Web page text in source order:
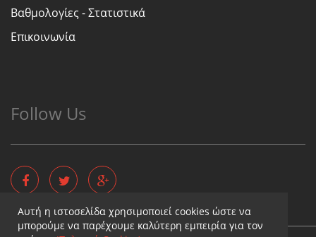
Βαθμολογίες - Στατιστικά
Επικοινωνία
Follow Us
Αυτή η ιστοσελίδα χρησιμοποιεί cookies ώστε να
μπορούμε να παρέχουμε καλύτερη εμπειρία για τον